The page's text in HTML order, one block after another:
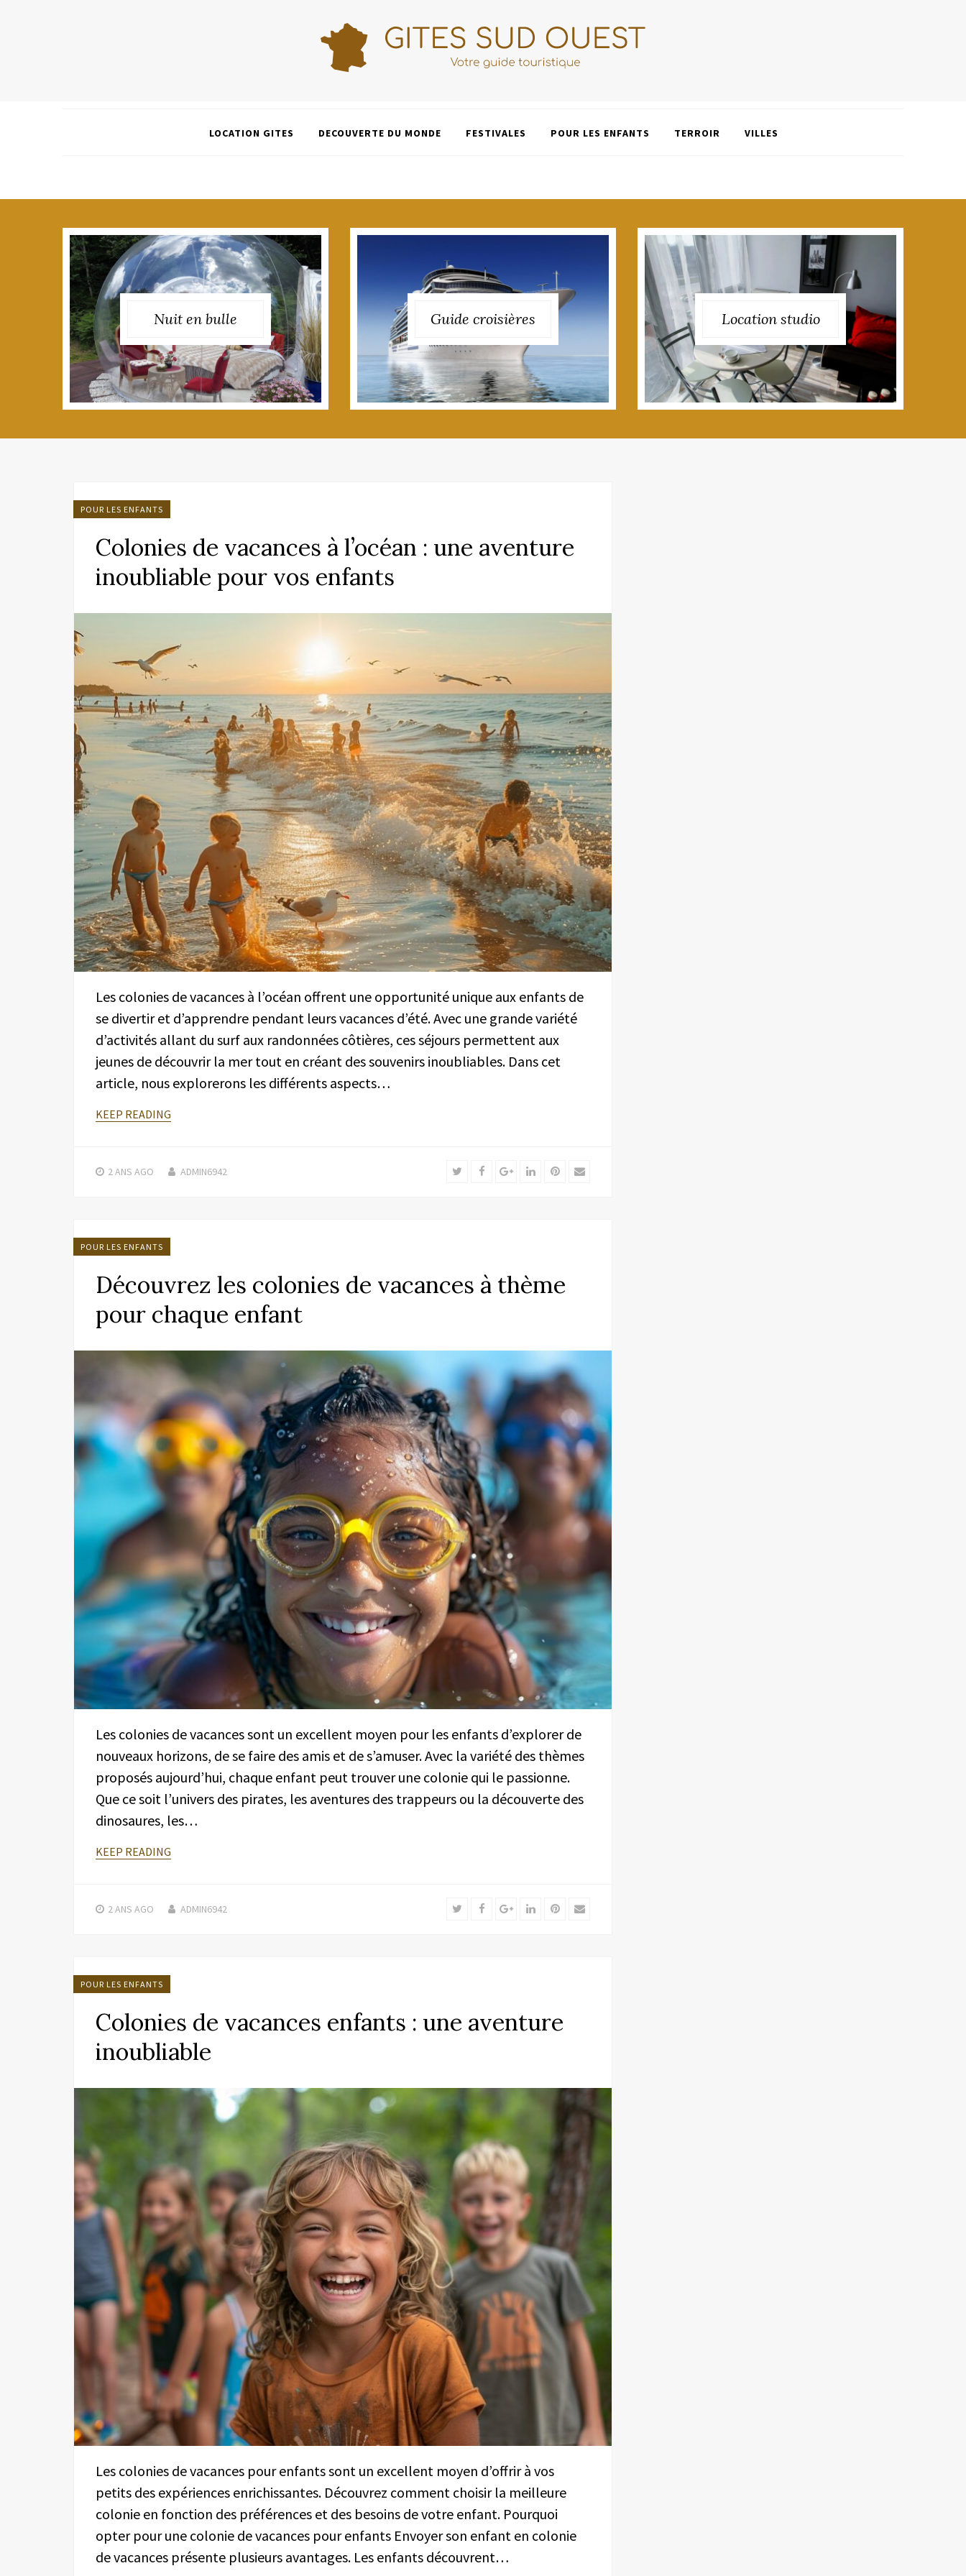
LOCATION GITES DECOUVERTE DU MONDE FESTIVALES POUR LES ENFANTS TERROIR VILLES
Nuit en bulle Guide croisières Location studio
POUR LES ENFANTS
Colonies de vacances à l’océan : une aventure
inoubliable pour vos enfants
Les colonies de vacances à l’océan offrent une opportunité unique aux enfants de
se divertir et d’apprendre pendant leurs vacances d’été. Avec une grande variété
d’activités allant du surf aux randonnées côtières, ces séjours permettent aux
jeunes de découvrir la mer tout en créant des souvenirs inoubliables. Dans cet
article, nous explorerons les différents aspects…
KEEP READING
2 ANS AGO ADMIN6942 TwitterFacebookGoogle+LinkedInPinterest
Email
POUR LES ENFANTS
Découvrez les colonies de vacances à thème
pour chaque enfant
Les colonies de vacances sont un excellent moyen pour les enfants d’explorer de
nouveaux horizons, de se faire des amis et de s’amuser. Avec la variété des thèmes
proposés aujourd’hui, chaque enfant peut trouver une colonie qui le passionne.
Que ce soit l’univers des pirates, les aventures des trappeurs ou la découverte des
dinosaures, les…
KEEP READING
2 ANS AGO ADMIN6942 TwitterFacebookGoogle+LinkedInPinterest
Email
POUR LES ENFANTS
Colonies de vacances enfants : une aventure
inoubliable
Les colonies de vacances pour enfants sont un excellent moyen d’offrir à vos
petits des expériences enrichissantes. Découvrez comment choisir la meilleure
colonie en fonction des préférences et des besoins de votre enfant. Pourquoi
opter pour une colonie de vacances pour enfants Envoyer son enfant en colonie
de vacances présente plusieurs avantages. Les enfants découvrent…